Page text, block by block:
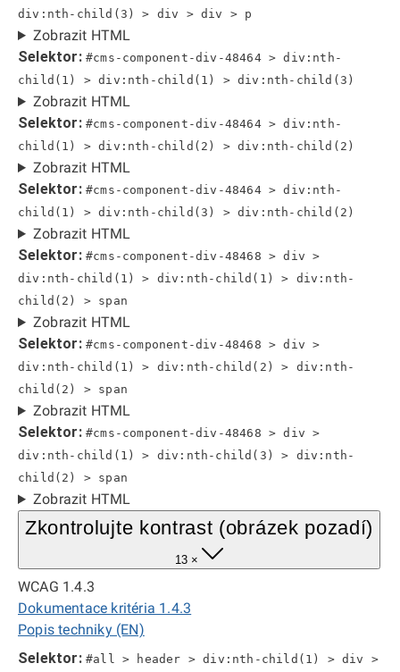
div:nth-child(3) > div > div > p
Zobrazit HTML
Selektor: #cms-component-div-48464 > div:nth-
child(1) > div:nth-child(1) > div:nth-child(3)
Zobrazit HTML
Selektor: #cms-component-div-48464 > div:nth-
child(1) > div:nth-child(2) > div:nth-child(2)
Zobrazit HTML
Selektor: #cms-component-div-48464 > div:nth-
child(1) > div:nth-child(3) > div:nth-child(2)
Zobrazit HTML
Selektor: #cms-component-div-48468 > div >
div:nth-child(1) > div:nth-child(1) > div:nth-
child(2) > span
Zobrazit HTML
Selektor: #cms-component-div-48468 > div >
div:nth-child(1) > div:nth-child(2) > div:nth-
child(2) > span
Zobrazit HTML
Selektor: #cms-component-div-48468 > div >
div:nth-child(1) > div:nth-child(3) > div:nth-
child(2) > span
Zobrazit HTML
Zkontrolujte kontrast (obrázek pozadí)
13 ×
WCAG 1.4.3
Dokumentace kritéria 1.4.3
Popis techniky (EN)
Selektor: #all > header > div:nth-child(1) > div >